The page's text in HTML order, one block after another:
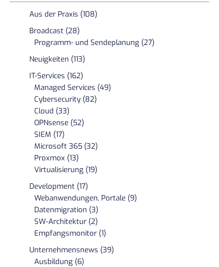
Aus der Praxis (108)
Broadcast (28)
Programm- und Sendeplanung (27)
Neuigkeiten (113)
IT-Services (162)
Managed Services (49)
Cybersecurity (82)
Cloud (33)
OPNsense (52)
SIEM (17)
Microsoft 365 (32)
Proxmox (13)
Virtualisierung (19)
Development (17)
Webanwendungen, Portale (9)
Datenmigration (3)
SW-Architektur (2)
Empfangsmonitor (1)
Unternehmensnews (39)
Ausbildung (6)